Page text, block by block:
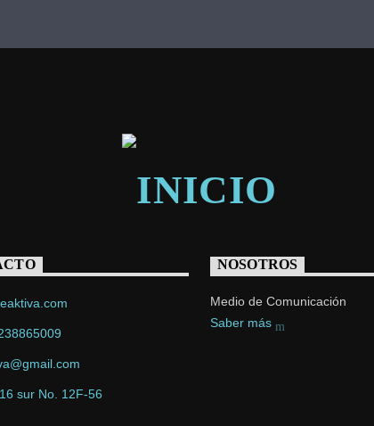
sur No. 12F-56
NOSOTROS
Medio de Comunicación
Saber más